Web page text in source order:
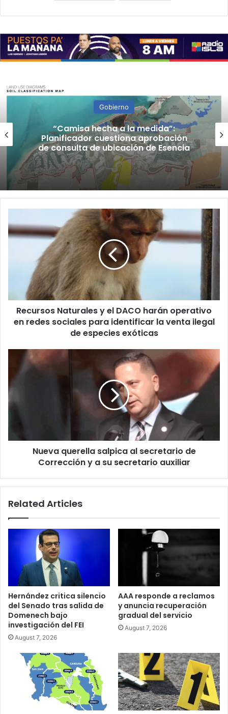
Gobierno
“Camisa hecha a la medida”:
Planificador cuestiona aprobación
de consulta de ubicación de Esencia
Naturales
y
operativo
redes
sociales
para
venta
especies
exóticas
Recursos Naturales y el DACO harán operativo
en redes sociales para identificar la venta ilegal
de especies exóticas
Nueva
querella
salpica
al
de
a
secretario
Nueva querella salpica al secretario de
Corrección y a su secretario auxiliar
Related Articles
Hernández critica silencio
del Senado tras salida de
Domenech bajo
investigación del FEI
August 7, 2026
AAA responde a reclamos
y anuncia recuperación
gradual del servicio
August 7, 2026